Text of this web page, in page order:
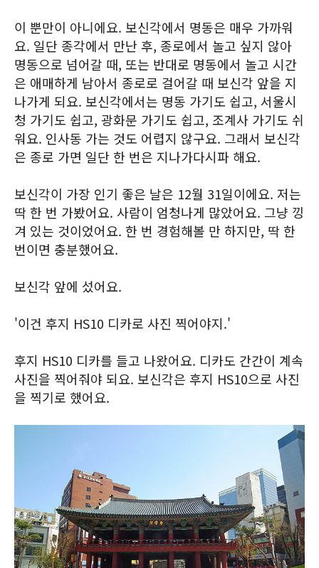
이 뿐만이 아니에요. 보신각에서 명동은 매우 가까워
요. 일단 종각에서 만난 후, 종로에서 놀고 싶지 않아
명동으로 넘어갈 때, 또는 반대로 명동에서 놀고 시간
은 애매하게 남아서 종로로 걸어갈 때 보신각 앞을 지
나가게 되요. 보신각에서는 명동 가기도 쉽고, 서울시
청 가기도 쉽고, 광화문 가기도 쉽고, 조계사 가기도 쉬
워요. 인사동 가는 것도 어렵지 않구요. 그래서 보신각
은 종로 가면 일단 한 번은 지나가다시파 해요.
보신각이 가장 인기 좋은 날은 12월 31일이에요. 저는
딱 한 번 가봤어요. 사람이 엄청나게 많았어요. 그냥 낑
겨 있는 것이었어요. 한 번 경험해볼 만 하지만, 딱 한
번이면 충분했어요.
보신각 앞에 섰어요.
'이건 후지 HS10 디카로 사진 찍어야지.'
후지 HS10 디카를 들고 나왔어요. 디카도 간간이 계속
사진을 찍어줘야 되요. 보신각은 후지 HS10으로 사진
을 찍기로 했어요.